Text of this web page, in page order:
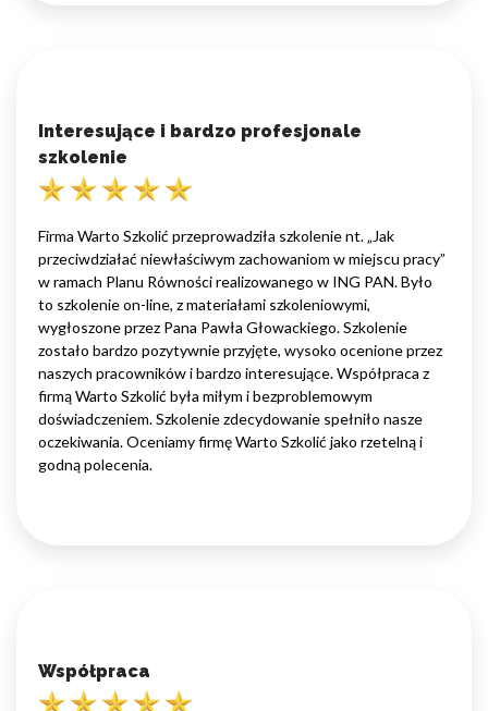
Interesujące i bardzo profesjonale
szkolenie
Firma Warto Szkolić przeprowadziła szkolenie nt. „Jak
przeciwdziałać niewłaściwym zachowaniom w miejscu pracy”
w ramach Planu Równości realizowanego w ING PAN. Było
to szkolenie on-line, z materiałami szkoleniowymi,
wygłoszone przez Pana Pawła Głowackiego. Szkolenie
zostało bardzo pozytywnie przyjęte, wysoko ocenione przez
naszych pracowników i bardzo interesujące. Współpraca z
firmą Warto Szkolić była miłym i bezproblemowym
doświadczeniem. Szkolenie zdecydowanie spełniło nasze
oczekiwania. Oceniamy firmę Warto Szkolić jako rzetelną i
godną polecenia.
Współpraca